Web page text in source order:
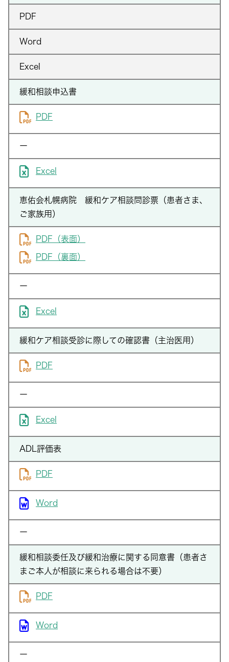
PDF
Word
Excel
緩和相談申込書
PDF
ー
Excel
恵佑会札幌病院 緩和ケア相談問診票（患者さま、
ご家族用）
PDF（表面）
PDF（裏面）
ー
Excel
緩和ケア相談受診に際しての確認書（主治医用）
PDF
ー
Excel
ADL評価表
PDF
Word
ー
緩和相談委任及び緩和治療に関する同意書（患者さ
まご本人が相談に来られる場合は不要）
PDF
Word
ー